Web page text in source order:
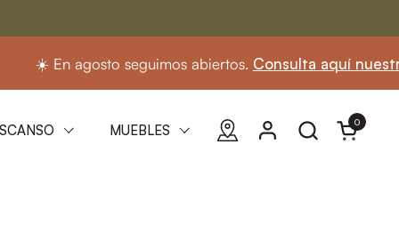
☀️ En agosto seguimos abiertos.Consulta aquí nuestro
Abrir
0
MUEBLES